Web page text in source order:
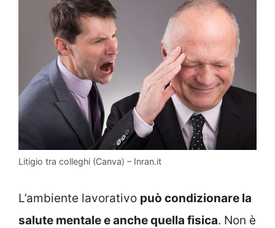
Litigio tra colleghi (Canva) – Inran.it
L’ambiente lavorativo può condizionare la
salute mentale e anche quella fisica. Non è